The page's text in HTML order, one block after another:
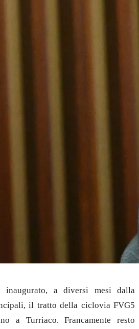
inaugurato, a diversi mesi dalla
il tratto della ciclovia FVG5
a Turriaco. Francamente resto